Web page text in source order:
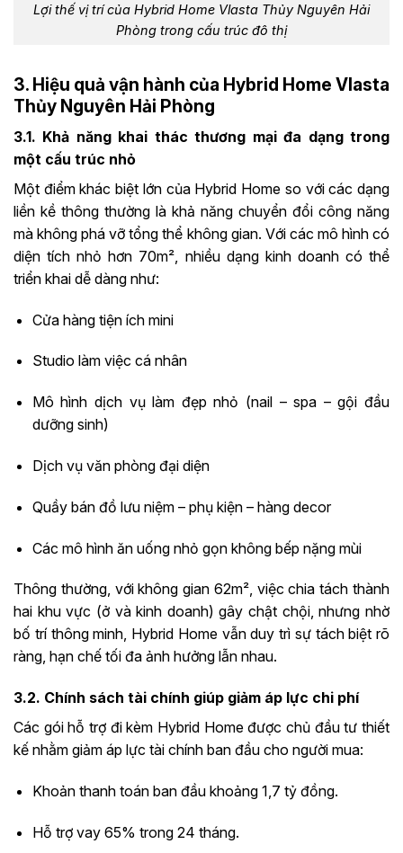
Lợi thế vị trí của Hybrid Home Vlasta Thủy Nguyên Hải
Phòng trong cấu trúc đô thị
3. Hiệu quả vận hành của Hybrid Home Vlasta
Thủy Nguyên Hải Phòng
3.1. Khả năng khai thác thương mại đa dạng trong
một cấu trúc nhỏ
Một điểm khác biệt lớn của Hybrid Home so với các dạng
liền kề thông thường là khả năng chuyển đổi công năng
mà không phá vỡ tổng thể không gian. Với các mô hình có
diện tích nhỏ hơn 70m², nhiều dạng kinh doanh có thể
triển khai dễ dàng như:
Cửa hàng tiện ích mini
Studio làm việc cá nhân
Mô hình dịch vụ làm đẹp nhỏ (nail – spa – gội đầu
dưỡng sinh)
Dịch vụ văn phòng đại diện
Quầy bán đồ lưu niệm – phụ kiện – hàng decor
Các mô hình ăn uống nhỏ gọn không bếp nặng mùi
Thông thường, với không gian 62m², việc chia tách thành
hai khu vực (ở và kinh doanh) gây chật chội, nhưng nhờ
bố trí thông minh, Hybrid Home vẫn duy trì sự tách biệt rõ
ràng, hạn chế tối đa ảnh hưởng lẫn nhau.
3.2. Chính sách tài chính giúp giảm áp lực chi phí
Các gói hỗ trợ đi kèm Hybrid Home được chủ đầu tư thiết
kế nhằm giảm áp lực tài chính ban đầu cho người mua:
Khoản thanh toán ban đầu khoảng 1,7 tỷ đồng.
Hỗ trợ vay 65% trong 24 tháng.